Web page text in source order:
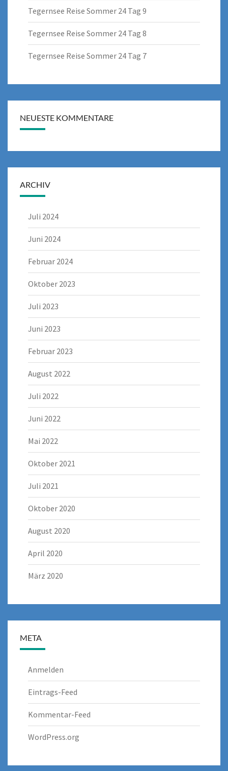
Tegernsee Reise Sommer 24 Tag 9
Tegernsee Reise Sommer 24 Tag 8
Tegernsee Reise Sommer 24 Tag 7
NEUESTE KOMMENTARE
ARCHIV
Juli 2024
Juni 2024
Februar 2024
Oktober 2023
Juli 2023
Juni 2023
Februar 2023
August 2022
Juli 2022
Juni 2022
Mai 2022
Oktober 2021
Juli 2021
Oktober 2020
August 2020
April 2020
März 2020
META
Anmelden
Eintrags-Feed
Kommentar-Feed
WordPress.org